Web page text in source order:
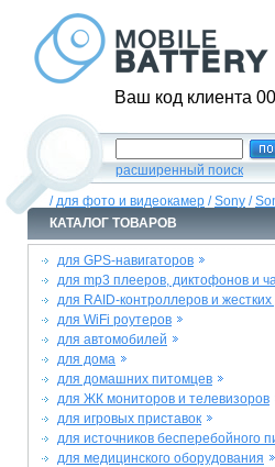
Ваш код клиента
расширенный поиск
/для фото и видеокамер /Sony /
КАТАЛОГ ТОВАРОВ
для GPS-навигаторов
для mp3 плееров, диктофонов и
для RAID-контроллеров и жестких
для WiFi роутеров
для автомобилей
для дома
для домашних питомцев
для ЖК мониторов и телевизоров
для игровых приставок
для источников бесперебойного
для медицинского оборудования